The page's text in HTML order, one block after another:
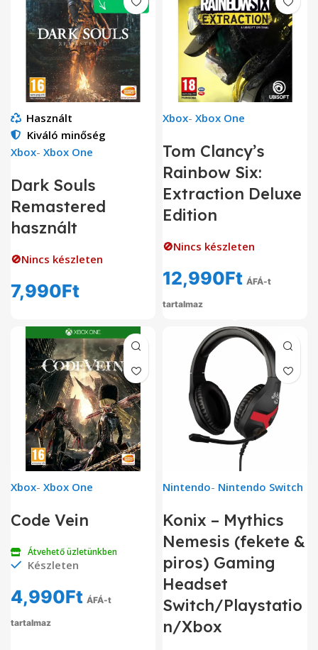
Használt
Kiváló minőség
Xbox- Xbox One
Dark Souls
Remastered
használt
🚫Nincs készleten
7,990Ft
Xbox- Xbox One
Tom Clancy’s
Rainbow Six:
Extraction Deluxe
Edition
🚫Nincs készleten
12,990Ft ÁFÁ-t
tartalmaz
Xbox- Xbox One
Code Vein
Átvehető üzletünkben
Készleten
4,990Ft ÁFÁ-t
tartalmaz
Nintendo- Nintendo Switch
Konix – Mythics
Nemesis (fekete &
piros) Gaming
Headset
Switch/Playstatio
n/Xbox